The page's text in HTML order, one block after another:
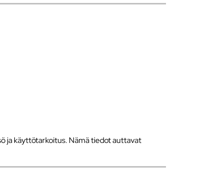
ja käyttötarkoitus. Nämä tiedot auttavat